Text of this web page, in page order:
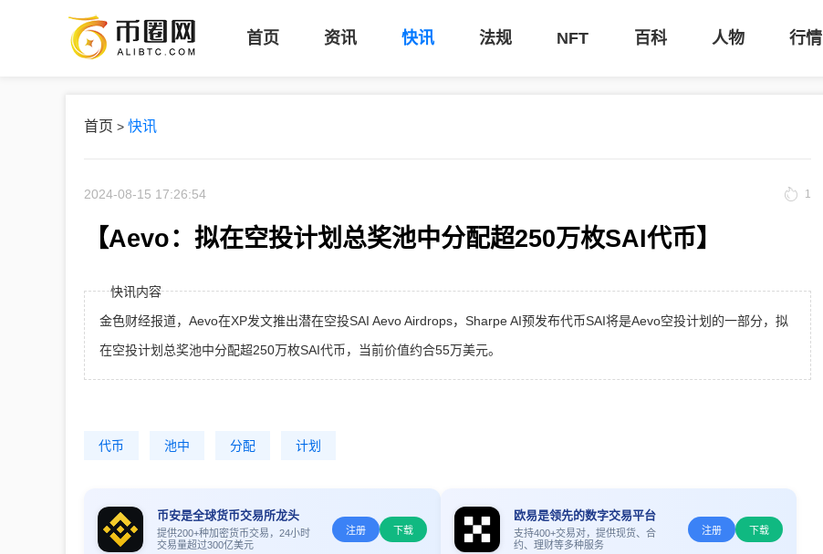
币
首页 资讯 快讯 法规 NFT 百科 人物 行情
首页 > 快讯
2024-08-15 17:26:54 1
【Aevo：拟在空投计划总奖池中分配超250万枚SAI代币】
快讯内容
金色财经报道，Aevo在XP发文推出潜在空投SAI Aevo Airdrops，Sharpe AI预发布代币SAI将是Aevo空投计划的一部分，拟
在空投计划总奖池中分配超250万枚SAI代币，当前价值约合55万美元。
代币 池中 分配 计划
币安是全球货币交易所龙头
提供200+种加密货币交易，24小时
交易量超过300亿美元
注册 下载
欧易是领先的数字交易平台
支持400+交易对，提供现货、合
约、理财等多种服务
注册 下载